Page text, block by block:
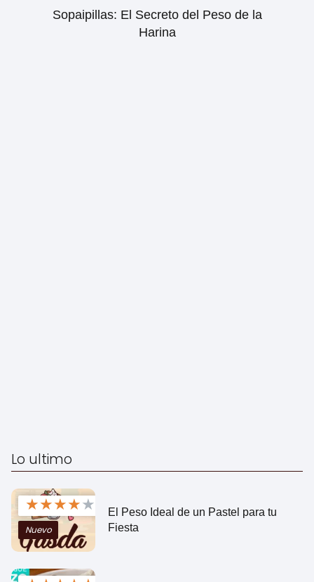
Sopaipillas: El Secreto del Peso de la
Harina
Lo ultimo
★★★★★
Nuevo
El Peso Ideal de un Pastel para tu
Fiesta